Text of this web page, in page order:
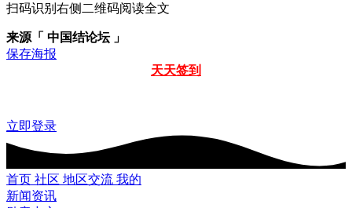
扫码识别右侧二维码阅读全文
来源「 中国结论坛 」
保存海报
天天签到
立即登录
首页 社区 地区交流 我的
新闻资讯